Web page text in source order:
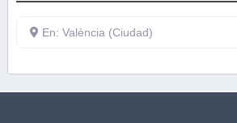
En: València (Ciudad)